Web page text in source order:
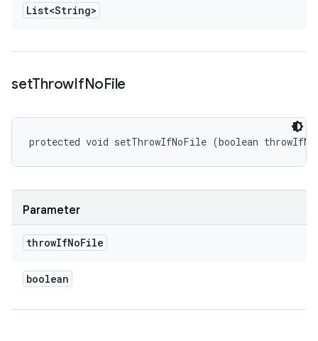
List<String>
setThrowIfNoFile
protected void setThrowIfNoFile (boolean
Parameter
throwIfNoFile
boolean